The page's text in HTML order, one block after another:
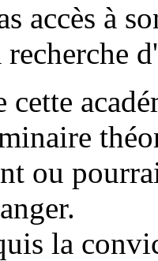
accès à
recherche
cette
ou
la